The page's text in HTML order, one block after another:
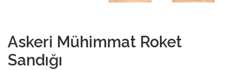
Askeri Mühimmat Roket
Sandığı